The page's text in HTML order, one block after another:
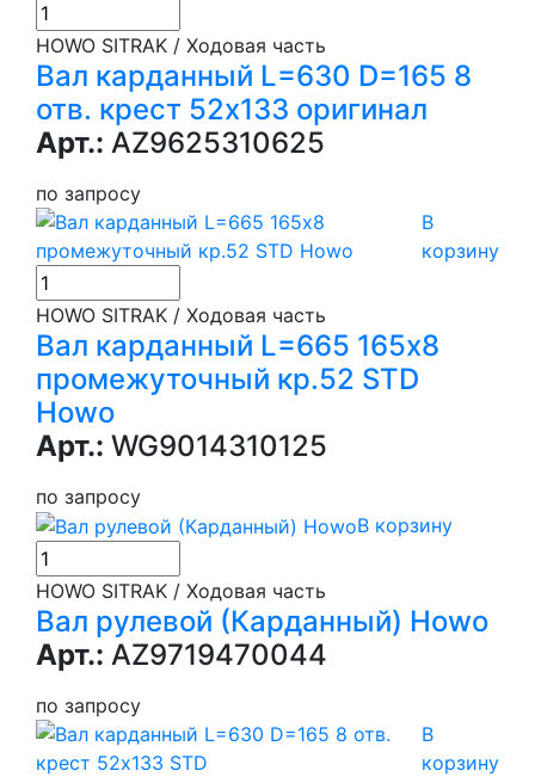
HOWO SITRAK / Ходовая часть
Вал карданный L=630 D=165 8
отв. крест 52х133 оригинал
Арт.: AZ9625310625
по запросу
В
корзину
HOWO SITRAK / Ходовая часть
Вал карданный L=665 165х8
промежуточный кр.52 STD
Howo
Арт.: WG9014310125
по запросу
В корзину
HOWO SITRAK / Ходовая часть
Вал рулевой (Карданный) Howo
Арт.: AZ9719470044
по запросу
В
корзину